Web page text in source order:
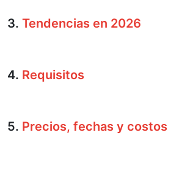
3. Tendencias en 2026
4. Requisitos
5. Precios, fechas y costos